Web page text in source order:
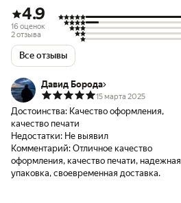
4.9
16 оценок
2 отзыва
Все отзывы
Давид Борода
15 марта 2025
Достоинства: Качество оформления,
качество печати
Недостатки: Не выявил
Комментарий: Отличное качество
оформления, качество печати, надежная
упаковка, своевременная доставка.